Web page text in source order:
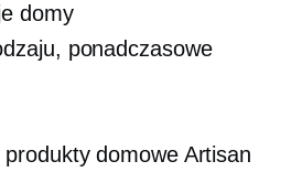
domy
ponadczasowe
domowe Artisan